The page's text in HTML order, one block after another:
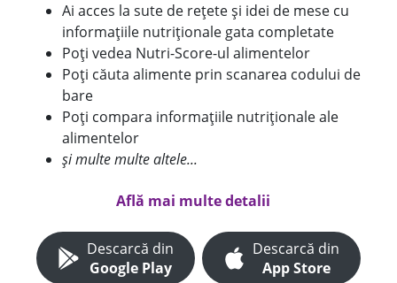
Ai acces la sute de rețete și idei de mese cu
informațiile nutriționale gata completate
Poți vedea Nutri-Score-ul alimentelor
Poți căuta alimente prin scanarea codului de
bare
Poți compara informațiile nutriționale ale
alimentelor
și multe multe altele...
Află mai multe detalii
Descarcă din
Google Play
Descarcă din
App Store